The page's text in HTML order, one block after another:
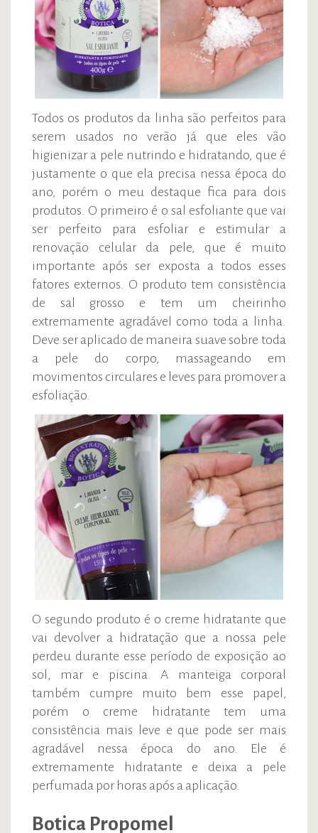
Todos os produtos da linha são perfeitos para
serem usados no verão já que eles vão
higienizar a pele nutrindo e hidratando, que é
justamente o que ela precisa nessa época do
ano, porém o meu destaque fica para dois
produtos. O primeiro é o sal esfoliante que vai
ser perfeito para esfoliar e estimular a
renovação celular da pele, que é muito
importante após ser exposta a todos esses
fatores externos. O produto tem consistência
de sal grosso e tem um cheirinho
extremamente agradável como toda a linha.
Deve ser aplicado de maneira suave sobre toda
a pele do corpo, massageando em
movimentos circulares e leves para promover a
esfoliação.
O segundo produto é o creme hidratante que
vai devolver a hidratação que a nossa pele
perdeu durante esse período de exposição ao
sol, mar e piscina. A manteiga corporal
também cumpre muito bem esse papel,
porém o creme hidratante tem uma
consistência mais leve e que pode ser mais
agradável nessa época do ano. Ele é
extremamente hidratante e deixa a pele
perfumada por horas após a aplicação.
Botica Propomel